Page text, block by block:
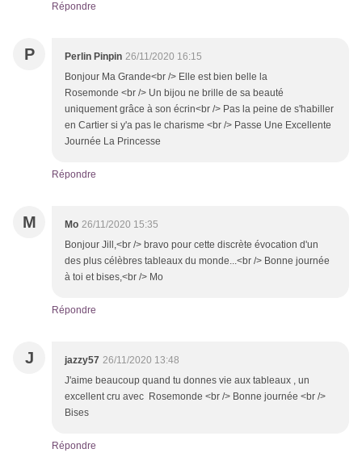
Répondre
P Perlin Pinpin 26/11/2020 16:15
Bonjour Ma Grande<br /> Elle est bien belle la
Rosemonde <br /> Un bijou ne brille de sa beauté
uniquement grâce à son écrin<br /> Pas la peine de s'habiller
en Cartier si y'a pas le charisme <br /> Passe Une Excellente
Journée La Princesse
Répondre
M Mo 26/11/2020 15:35
Bonjour Jill,<br /> bravo pour cette discrète évocation d'un
des plus célèbres tableaux du monde...<br /> Bonne journée
à toi et bises,<br /> Mo
Répondre
J jazzy57 26/11/2020 13:48
J'aime beaucoup quand tu donnes vie aux tableaux , un
excellent cru avec Rosemonde <br /> Bonne journée <br />
Bises
Répondre